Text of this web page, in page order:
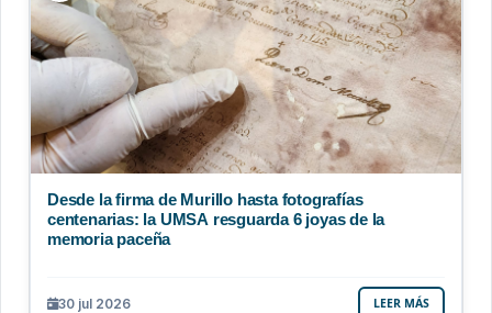
Desde la firma de Murillo hasta fotografías
centenarias: la UMSA resguarda 6 joyas de la
memoria paceña
30 jul 2026 LEER MÁS